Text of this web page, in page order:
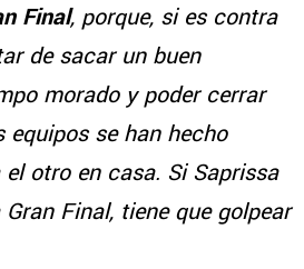
Final, porque, si es contra
de sacar un buen
morado y poder cerrar
equipos se han hecho
otro en casa. Si Saprissa
Final, tiene que golpear